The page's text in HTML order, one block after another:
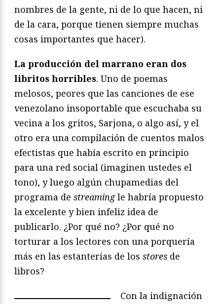
nombres de la gente, ni de lo que hacen, ni
de la cara, porque tienen siempre muchas
cosas importantes que hacer).
La producción del marrano eran dos
libritos horribles. Uno de poemas
melosos, peores que las canciones de ese
venezolano insoportable que escuchaba su
vecina a los gritos, Sarjona, o algo así, y el
otro era una compilación de cuentos malos
efectistas que había escrito en principio
para una red social (imaginen ustedes el
tono), y luego algún chupamedias del
programa de streamingle habría propuesto
la excelente y bien infeliz idea de
publicarlo. ¿Por qué no? ¿Por qué no
torturar a los lectores con una porquería
más en las estanterías de los stores de
libros?
Con la indignación